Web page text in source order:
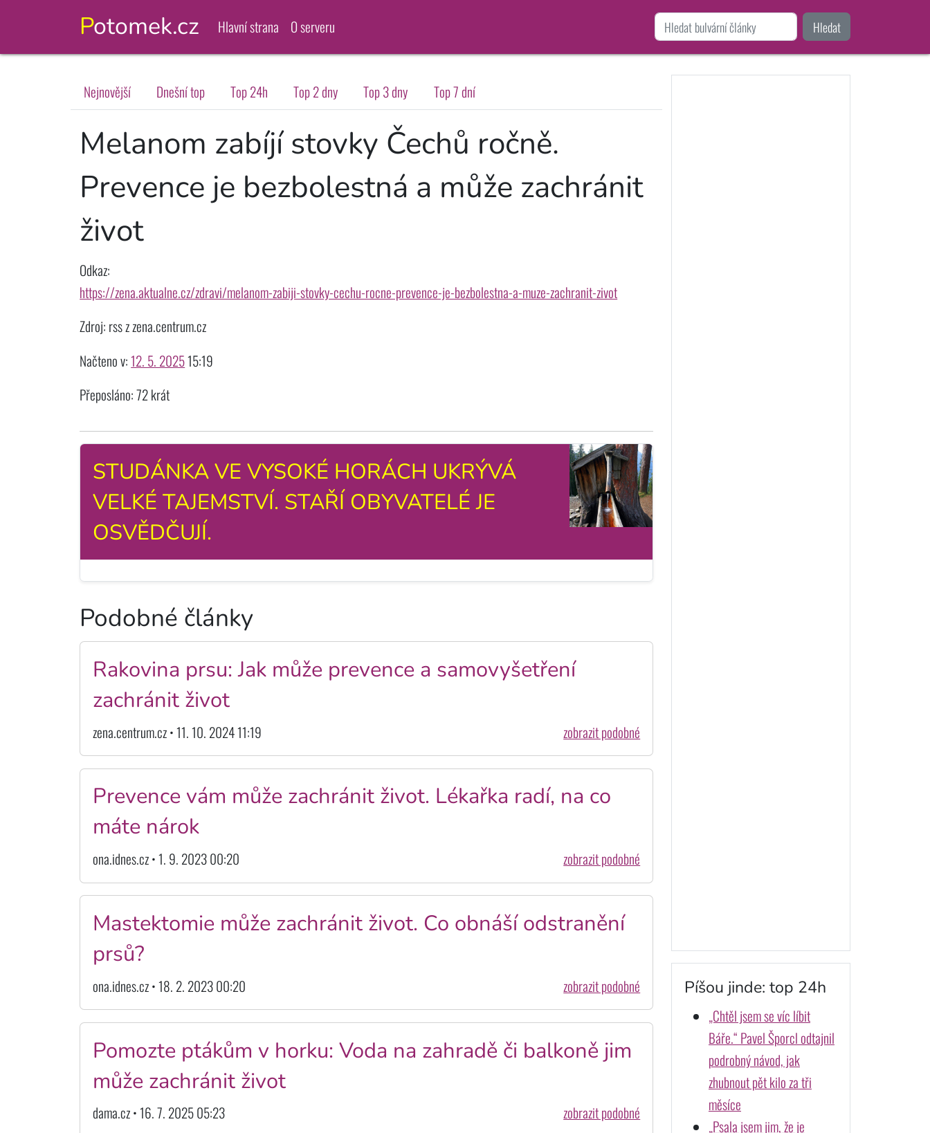
Potomek.cz Hlavní strana O serveru Hledat
Nejnovější Dnešní top Top 24h Top 2 dny Top 3 dny Top 7 dní
Melanom zabíjí stovky Čechů ročně.
Prevence je bezbolestná a může zachránit
život
Odkaz:
https://zena.aktualne.cz/zdravi/melanom-zabiji-stovky-cechu-rocne-prevence-je-bezbolestna-a-muze-zachranit-zivot
Zdroj: rss z zena.centrum.cz
Načteno v:12. 5. 202515:19
Přeposláno: 72 krát
STUDÁNKA VE VYSOKÉ HORÁCH UKRÝVÁ
VELKÉ TAJEMSTVÍ. STAŘÍ OBYVATELÉ JE
OSVĚDČUJÍ.
Podobné články
Rakovina prsu: Jak může prevence a samovyšetření
zachránit život
zena.centrum.cz • 11. 10. 2024 11:19 zobrazit podobné
Prevence vám může zachránit život. Lékařka radí, na co
máte nárok
ona.idnes.cz • 1. 9. 2023 00:20 zobrazit podobné
Mastektomie může zachránit život. Co obnáší odstranění
prsů?
ona.idnes.cz • 18. 2. 2023 00:20 zobrazit podobné
Pomozte ptákům v horku: Voda na zahradě či balkoně jim
může zachránit život
dama.cz • 16. 7. 2025 05:23 zobrazit podobné
Píšou jinde: top 24h
„Chtěl jsem se víc líbit
Báře.“ Pavel Šporcl odtajnil
podrobný návod, jak
zhubnout pět kilo za tři
měsíce
„Psala jsem jim, že je